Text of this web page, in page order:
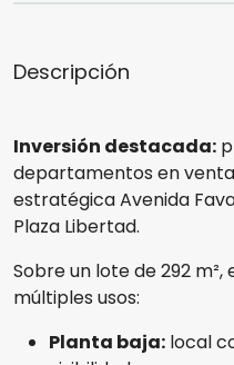
Descripción
Inversión destacada:
departamentos en
estratégica Avenida
Plaza Libertad.
Sobre un lote de 292
múltiples usos:
Planta baja: local